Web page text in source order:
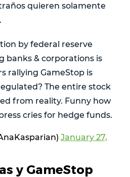
quieren solamente
by federal reserve
banks & corporations is
rallying GameStop is
The entire stock
from reality. Funny how
cries for hedge funds.
January 27,
y GameStop